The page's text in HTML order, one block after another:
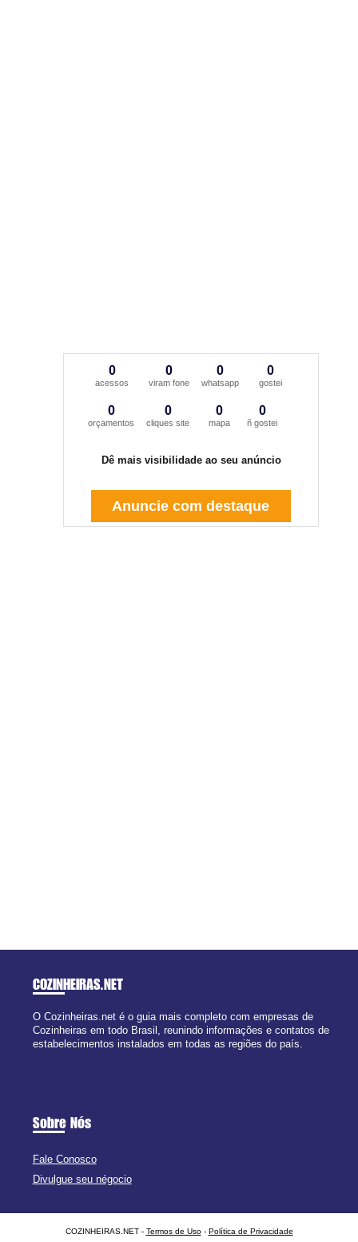
0
acessos
0
viram fone
0
whatsapp
0
gostei
0
orçamentos
0
cliques site
0
mapa
0
ñ gostei
Dê mais visibilidade ao seu anúncio
Anuncie com destaque
COZINHEIRAS.NET
O Cozinheiras.net é o guia mais completo com empresas de
Cozinheiras em todo Brasil, reunindo informações e contatos de
estabelecimentos instalados em todas as regiões do país.
Sobre Nós
Fale Conosco
Divulgue seu négocio
COZINHEIRAS.NET - Termos de Uso- Política de Privacidade